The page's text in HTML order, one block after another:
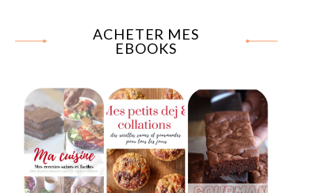
ACHETER MES
EBOOKS